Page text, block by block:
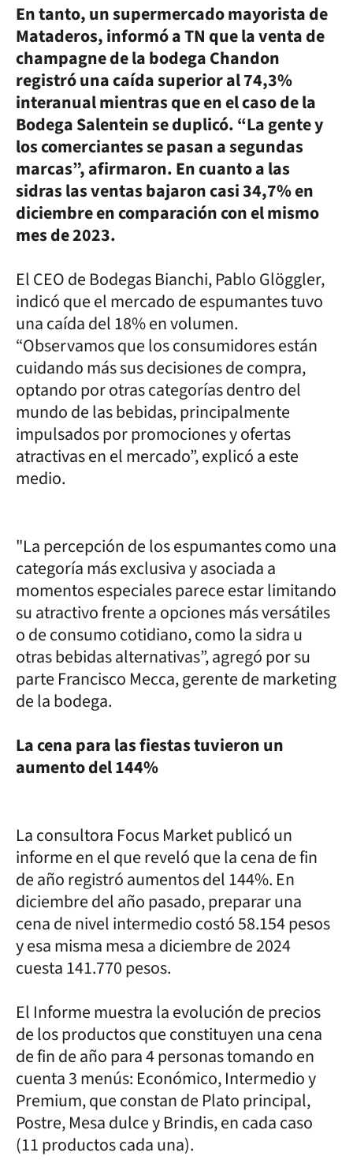
En tanto, un supermercado mayorista de
Mataderos, informó a TN que la venta de
champagne de la bodega Chandon
registró una caída superior al 74,3%
interanual mientras que en el caso de la
Bodega Salentein se duplicó. “La gente y
los comerciantes se pasan a segundas
marcas”, afirmaron. En cuanto a las
sidras las ventas bajaron casi 34,7% en
diciembre en comparación con el mismo
mes de 2023.
El CEO de Bodegas Bianchi, Pablo Glöggler,
indicó que el mercado de espumantes tuvo
una caída del 18% en volumen.
“Observamos que los consumidores están
cuidando más sus decisiones de compra,
optando por otras categorías dentro del
mundo de las bebidas, principalmente
impulsados por promociones y ofertas
atractivas en el mercado”, explicó a este
medio.
"La percepción de los espumantes como una
categoría más exclusiva y asociada a
momentos especiales parece estar limitando
su atractivo frente a opciones más versátiles
o de consumo cotidiano, como la sidra u
otras bebidas alternativas”, agregó por su
parte Francisco Mecca, gerente de marketing
de la bodega.
La cena para las fiestas tuvieron un
aumento del 144%
La consultora Focus Market publicó un
informe en el que reveló que la cena de fin
de año registró aumentos del 144%. En
diciembre del año pasado, preparar una
cena de nivel intermedio costó 58.154 pesos
y esa misma mesa a diciembre de 2024
cuesta 141.770 pesos.
El Informe muestra la evolución de precios
de los productos que constituyen una cena
de fin de año para 4 personas tomando en
cuenta 3 menús: Económico, Intermedio y
Premium, que constan de Plato principal,
Postre, Mesa dulce y Brindis, en cada caso
(11 productos cada una).